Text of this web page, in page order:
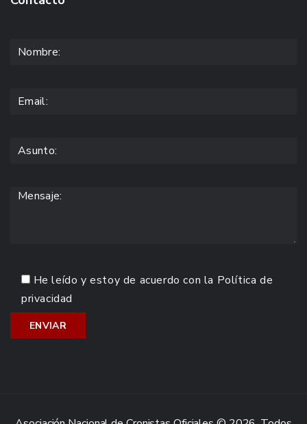
He leído y estoy de acuerdo con la Política de
privacidad